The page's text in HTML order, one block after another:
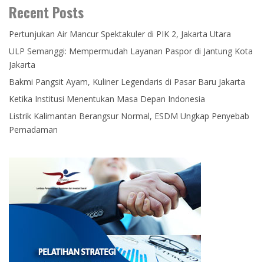
Recent Posts
Pertunjukan Air Mancur Spektakuler di PIK 2, Jakarta Utara
ULP Semanggi: Mempermudah Layanan Paspor di Jantung Kota
Jakarta
Bakmi Pangsit Ayam, Kuliner Legendaris di Pasar Baru Jakarta
Ketika Institusi Menentukan Masa Depan Indonesia
Listrik Kalimantan Berangsur Normal, ESDM Ungkap Penyebab
Pemadaman